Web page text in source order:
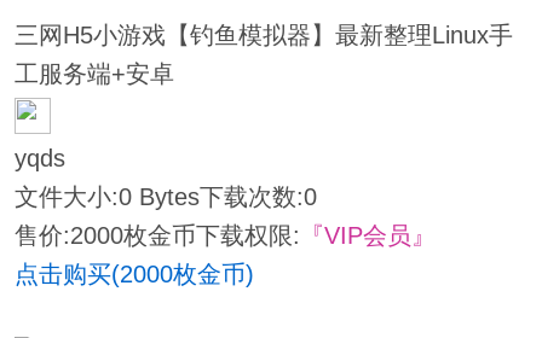
三网H5小游戏【钓鱼模拟器】最新整理Linux手
工服务端+安卓
yqds
文件大小:0 Bytes下载次数:0
售价:2000枚金币下载权限: 『VIP会员』
点击购买(2000枚金币)